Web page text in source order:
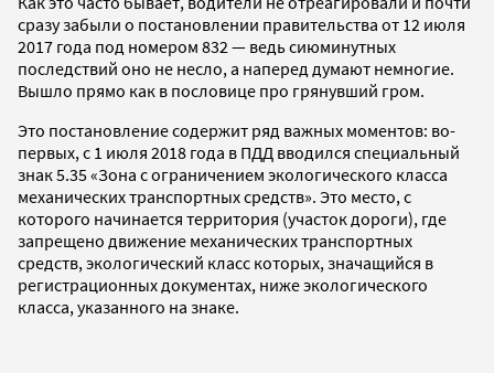
сразу забыли о постановлении правительства от 12 июля
2017 года под номером 832 — ведь сиюминутных
последствий оно не несло, а наперед думают немногие.
Вышло прямо как в пословице про грянувший гром.
Это постановление содержит ряд важных моментов: во-
первых, с 1 июля 2018 года в ПДД вводился специальный
знак 5.35 «Зона с ограничением экологического класса
механических транспортных средств». Это место, с
которого начинается территория (участок дороги), где
запрещено движение механических транспортных
средств, экологический класс которых, значащийся в
регистрационных документах, ниже экологического
класса, указанного на знаке.